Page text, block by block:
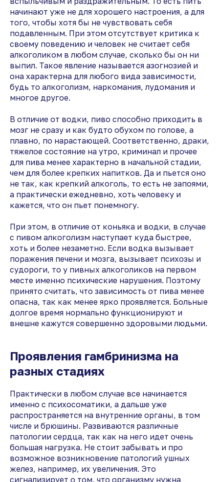
начинают уже не для хорошего настроения, а для
того, чтобы хотя бы не чувствовать себя
подавленным. При этом отсутствует критика к
своему поведению и человек не считает себя
алкоголиком в любом случае, сколько бы он ни
выпил. Такое явление называется азогнозией и
она характерна для любого вида зависимости,
будь то алкоголизм, наркомания, лудомания и
многое другое.
В отличие от водки, пиво способно приходить в
мозг не сразу и как будто обухом по голове, а
плавно, по нарастающей. Соответственно, драки,
тяжелое состояние на утро, криминал и прочее
для пива менее характерно в начальной стадии,
чем для более крепких напитков. Да и пьется оно
не так, как крепкий алкоголь, то есть не запоями,
а практически ежедневно, хоть человеку и
кажется, что он пьет понемногу.
При этом, в отличие от коньяка и водки, в случае
с пивом алкоголизм наступает куда быстрее,
хоть и более незаметно. Если водка вызывает
поражения печени и мозга, вызывает психозы и
судороги, то у пивных алкоголиков на первом
месте именно психические нарушения. Поэтому
принято считать, что зависимость от пива менее
опасна, так как менее ярко проявляется. Больные
долгое время нормально функционируют и
внешне кажутся совершенно здоровыми людьми.
Проявления гамбринизма на
разных стадиях
Практически в любом случае все начинается
именно с психосоматики, а дальше уже
распространяется на внутренние органы, в том
числе и брюшины. Развиваются различные
патологии сердца, так как на него идет очень
большая нагрузка. Не стоит забывать и про
возможное возникновение патологий ушных
желез, например, их увеличения. Это
сигнализирует о том, что организму нужна